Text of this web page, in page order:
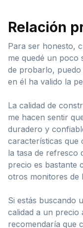
Relación
Para ser honesto,
me quedé un poco
de probarlo,
en él ha valido la
La calidad de
me hacen sentir
duradero y
características que
la tasa de refresco
precio es bastante
otros monitores de
Si estás buscando
calidad a un precio
recomendaría que